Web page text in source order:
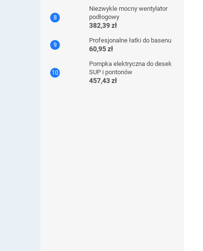
Niezwykle mocny wentylator
podłogowy
382,39 zł
Profesjonalne łatki do basenu
60,95 zł
Pompka elektryczna do desek
SUP i pontonów
457,43 zł